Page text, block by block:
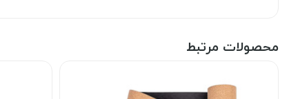
محصولات مرتبط